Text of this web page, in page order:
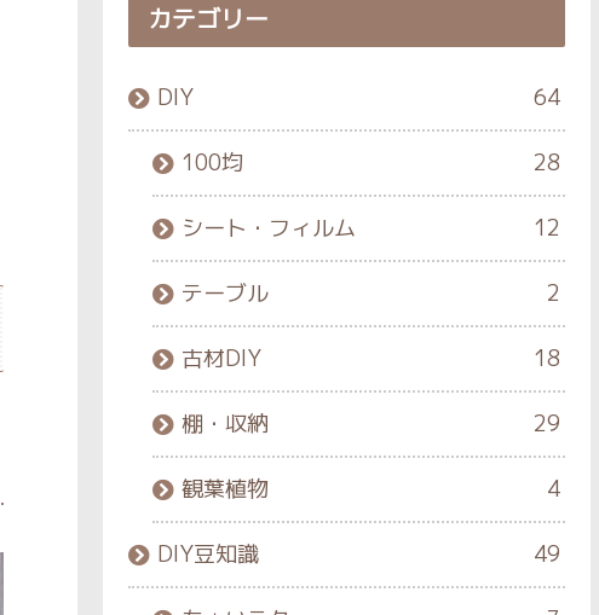
カテゴリー
DIY 64
100均 28
シート・フィルム 12
テーブル 2
古材DIY 18
棚・収納 29
観葉植物 4
DIY豆知識 49